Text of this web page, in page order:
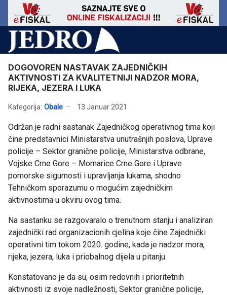
DOGOVOREN NASTAVAK ZAJEDNIČKIH
AKTIVNOSTI ZA KVALITETNIJI NADZOR MORA,
RIJEKA, JEZERA I LUKA
Kategorija: Obale 13 Januar 2021
Održan je radni sastanak Zajedničkog operativnog tima koji
čine predstavnici Ministarstva unutrašnjih poslova, Uprave
policije – Sektor granične policije, Ministarstva odbrane,
Vojske Crne Gore – Mornarice Crne Gore i Uprave
pomorske sigurnosti i upravljanja lukama, shodno
Tehničkom sporazumu o mogućim zajedničkim
aktivnostima u okviru ovog tima.
Na sastanku se razgovaralo o trenutnom stanju i analiziran
zajednički rad organizacionih cjelina koje čine Zajednički
operativni tim tokom 2020. godine, kada je nadzor mora,
rijeka, jezera, luka i priobalnog dijela u pitanju.
Konstatovano je da su, osim redovnih i prioritetnih
aktivnosti iz svoje nadležnosti, Sektor granične policije,